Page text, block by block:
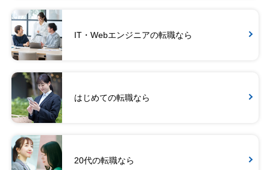
IT・Webエンジニアの転職なら
はじめての転職なら
20代の転職なら